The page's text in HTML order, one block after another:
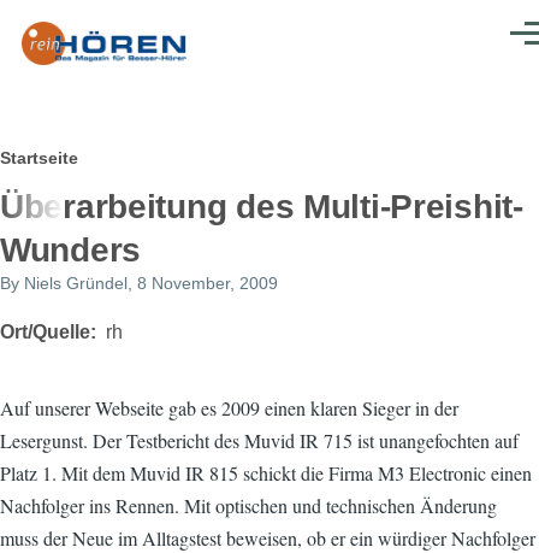
Pfadnavigation
Startseite
Überarbeitung des Multi-Preishit-
Wunders
By Niels Gründel , 8 November, 2009
Ort/Quelle rh
Auf unserer Webseite gab es 2009 einen klaren Sieger in der
Lesergunst. Der Testbericht des Muvid IR 715 ist unangefochten auf
Platz 1. Mit dem Muvid IR 815 schickt die Firma M3 Electronic einen
Nachfolger ins Rennen. Mit optischen und technischen Änderung
muss der Neue im Alltagstest beweisen, ob er ein würdiger Nachfolger